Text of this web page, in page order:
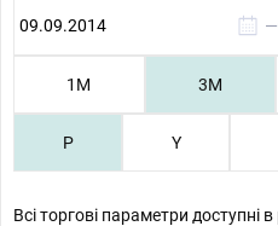
—
1М 3М
P Y
Всі торгові параметри доступні